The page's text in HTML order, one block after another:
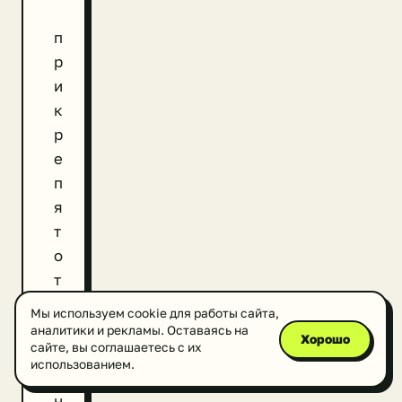
п
р
и
к
р
е
п
я
т
о
т
е
л
Мы используем cookie для работы сайта,
аналитики и рекламы. Оставаясь на
сайте, вы соглашаетесь с их
использованием.
Хорошо